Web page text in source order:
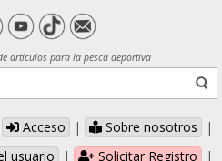
artículos para la pesca deportiva
Acceso | Sobre nosotros
|
usuario
| Solicitar Registro
|